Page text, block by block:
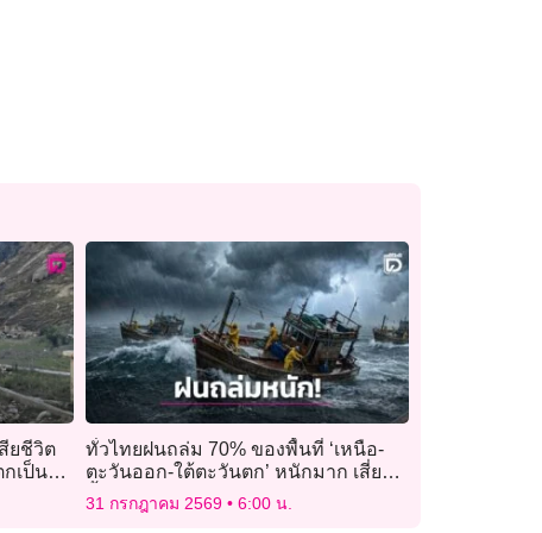
ยชีวิต
เป็น
ทั่วไทยฝนถล่ม 70% ของพื้นที่ ‘เหนือ-
ตะวันออก-ใต้ตะวันตก’ หนักมาก เสี่ยง
น้ำท่วมฉับพลัน
31 กรกฎาคม 2569 6:00 น.